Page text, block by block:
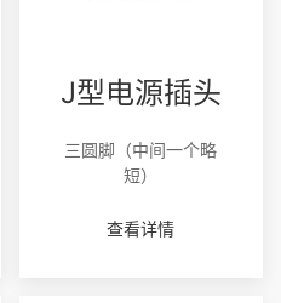
J型电源插头
三圆脚（中间一个略
短）
查看详情